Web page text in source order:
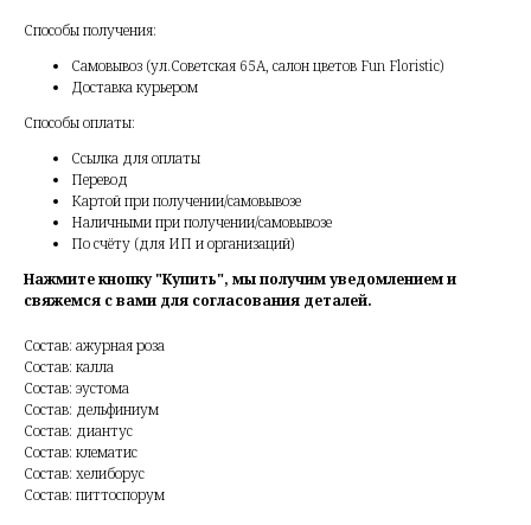
Способы получения:
Самовывоз (ул.Советская 65А, салон цветов Fun Floristic)
Доставка курьером
Способы оплаты:
Ссылка для оплаты
Перевод
Картой при получении/самовывозе
Наличными при получении/самовывозе
По счёту (для ИП и организаций)
Нажмите кнопку "Купить", мы получим уведомлением и
свяжемся с вами для согласования деталей.
Состав: ажурная роза
Состав: калла
Состав: эустома
Состав: дельфиниум
Состав: диантус
Состав: клематис
Состав: хелиборус
Состав: питтоспорум